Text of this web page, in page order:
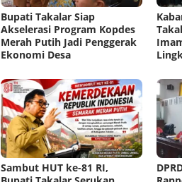
Bupati Takalar Siap
Akselerasi Program Kopdes
Merah Putih Jadi Penggerak
Ekonomi Desa
Sambut HUT ke-81 RI,